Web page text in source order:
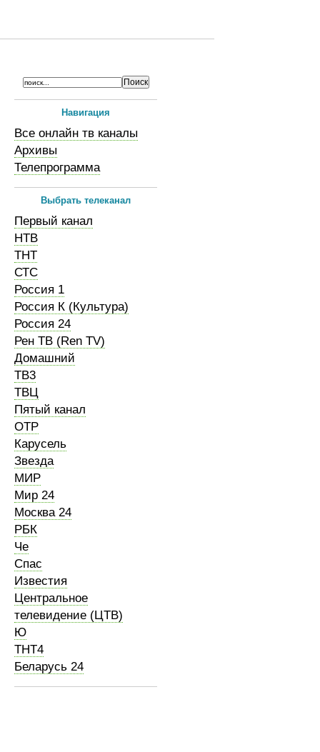
Навигация
Все онлайн тв каналы
Архивы
Телепрограмма
Выбрать телеканал
Первый канал
НТВ
ТНТ
СТС
Россия 1
Россия К (Культура)
Россия 24
Рен ТВ (Ren TV)
Домашний
ТВ3
ТВЦ
Пятый канал
ОТР
Карусель
Звезда
МИР
Мир 24
Москва 24
РБК
Че
Спас
Известия
Центральное
телевидение (ЦТВ)
Ю
ТНТ4
Беларусь 24